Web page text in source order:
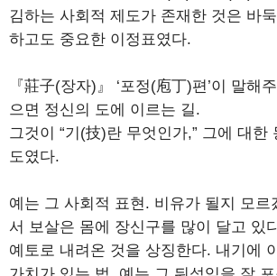
김하는 사회적 제도가 존재한 것은 바
하고도 중요한 이정표였다.
『莊子(장자)』 ‘포정(庖丁)편’이 말해
으면 정신의 도에 이르는 길.
그것이 “기(技)란 무엇인가,” 그에 대한
도였다.
예는 그 사회적 표현. 비유가 될지 모
서 보살은 몸에 장신구를 많이 달고 있
예토로 내려온 것을 상징한다. 내기에